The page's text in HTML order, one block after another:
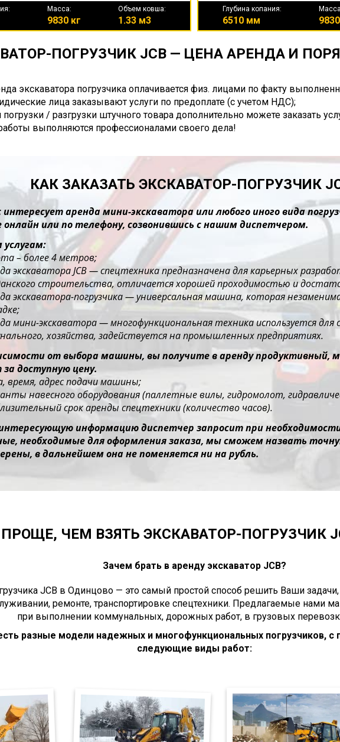
Масса:
9830 кг
Объем ковша:
1.33 м3
Глубина копания:
6510 мм
ПОГРУЗЧИК JCB — ЦЕНА АРЕНДА И
экскаватора погрузчика оплачивается физ. лицами по факту
лица заказывают услуги по предоплате (с учетом НДС);
погрузки / разгрузки штучного товара дополнительно можете заказать
выполняются профессионалами своего дела!
КАК ЗАКАЗАТЬ ЭКСКАВАТОР-ПОГРУЗЧИК
интересует аренда мини-экскаватора или любого иного вида
или по телефону, созвонившись с нашим диспетчером.
– более 4 метров;
экскаватора JCB — спецтехника предназначена для карьерных
строительства, отличается хорошей проходимостью и
экскаватора-погрузчика — универсальная машина, которая
мини-экскаватора — многофункциональная техника используется для
хозяйства, задействуется на промышленных предприятиях.
от выбора машины, вы получите в аренду продуктивный,
за доступную цену.
время, адрес подачи машины;
навесного оборудования (паллетные вилы, гидромолот,
срок аренды спецтехники (количество часов).
информацию диспетчер запросит при
необходимые для оформления заказа, мы сможем назвать
в дальнейшем она не поменяется ни на рубль.
ЧЕМ ВЗЯТЬ ЭКСКАВАТОР-ПОГРУЗЧИК
Зачем брать в аренду экскаватор JCB?
JCB в Одинцово — это самый простой способ решить Ваши
ремонте, транспортировке спецтехники. Предлагаемые нами
при выполнении коммунальных, дорожных работ, в грузовых
разные модели надежных и многофункциональных погрузчиков,
следующие виды работ: